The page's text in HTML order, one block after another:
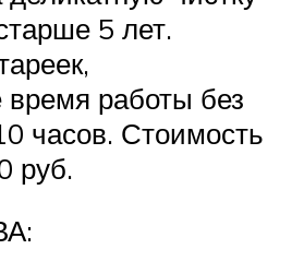
5 лет.
работы без
часов. Стоимость
руб.